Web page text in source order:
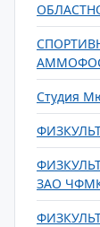
Студия
ЗАО